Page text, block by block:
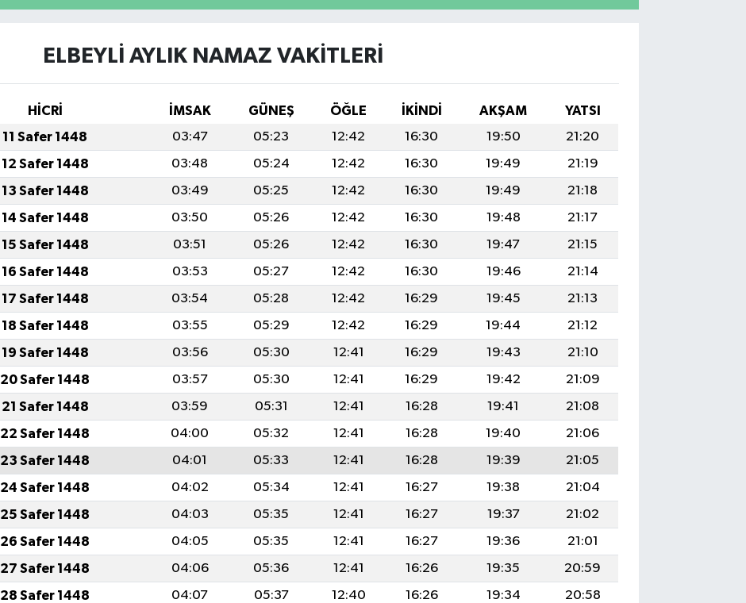
ELBEYLİ AYLIK NAMAZ VAKITLERI
HİCRİ İMSAK GÜNEŞ ÖĞLE İKINDI AKŞAM
YATSI
11 Safer 1448 03:47 05:23 12:42 16:30 19:50
21:20
12 Safer 1448 03:48 05:24 12:42 16:30 19:49
21:19
13 Safer 1448 03:49 05:25 12:42 16:30 19:49
21:18
14 Safer 1448 03:50 05:26 12:42 16:30 19:48
21:17
15 Safer 1448 03:51 05:26 12:42 16:30 19:47
21:15
16 Safer 1448 03:53 05:27 12:42 16:30 19:46
21:14
17 Safer 1448 03:54 05:28 12:42 16:29 19:45
21:13
18 Safer 1448 03:55 05:29 12:42 16:29 19:44
21:12
19 Safer 1448 03:56 05:30 12:41 16:29 19:43
21:10
20 Safer 1448 03:57 05:30 12:41 16:29 19:42
21:09
21 Safer 1448 03:59 05:31 12:41 16:28 19:41
21:08
22 Safer 1448 04:00 05:32 12:41 16:28 19:40
21:06
23 Safer 1448 04:01 05:33 12:41 16:28 19:39
21:05
24 Safer 1448 04:02 05:34 12:41 16:27 19:38
21:04
25 Safer 1448 04:03 05:35 12:41 16:27 19:37
21:02
26 Safer 1448 04:05 05:35 12:41 16:27 19:36
21:01
27 Safer 1448 04:06 05:36 12:41 16:26 19:35
20:59
28 Safer 1448 04:07 05:37 12:40 16:26 19:34
20:58